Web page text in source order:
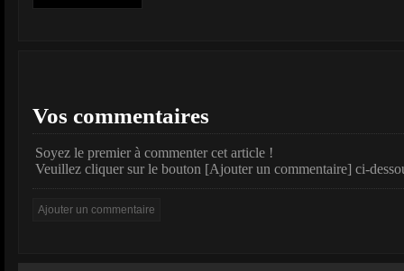
Vos commentaires
Soyez le premier à commenter cet article !
Veuillez cliquer sur le bouton [Ajouter un commentaire] ci-